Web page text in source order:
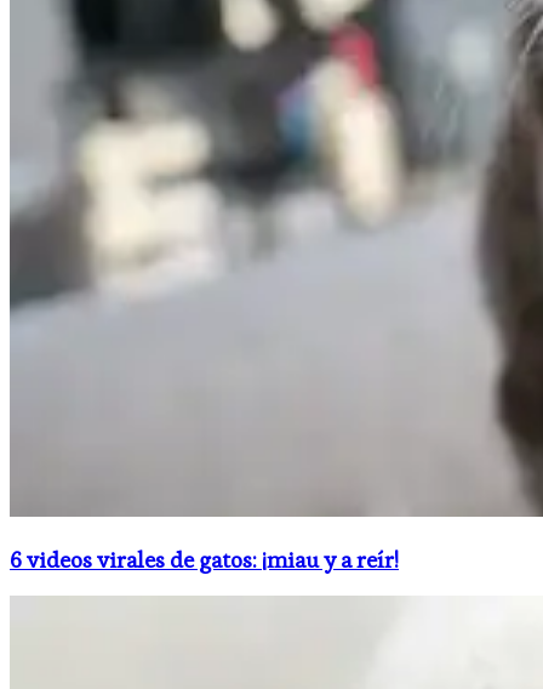
6 videos virales de gatos: ¡miau y a reír!